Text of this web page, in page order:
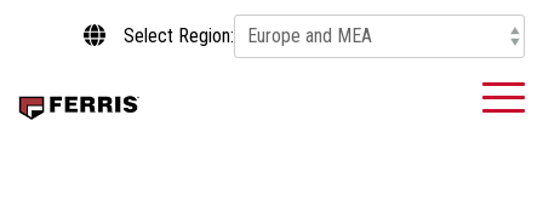
main
Select Region: